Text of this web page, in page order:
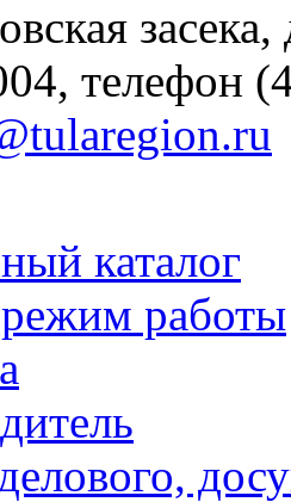
телефон
каталог
работы